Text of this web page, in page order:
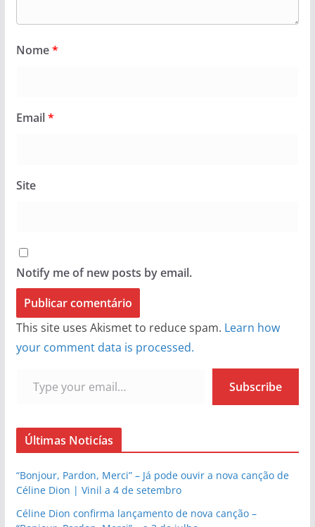
Nome*
Email*
Site
Notify me of new posts by email.
This site uses Akismet to reduce spam. Learn how
your comment data is processed.
Subscribe
Últimas Noticías
“Bonjour, Pardon, Merci” – Já pode ouvir a nova canção de
Céline Dion | Vinil a 4 de setembro
Céline Dion confirma lançamento de nova canção –